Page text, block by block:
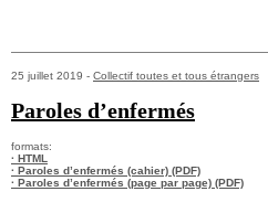
25 juillet 2019 - Collectif toutes et tous étrangers
Paroles d’enfermés
formats:
· HTML
· Paroles d’enfermés (cahier) (PDF)
· Paroles d’enfermés (page par page) (PDF)